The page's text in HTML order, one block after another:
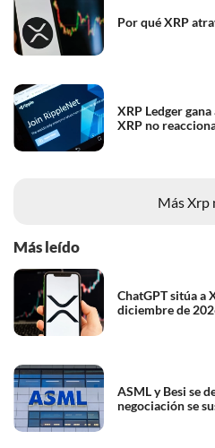
Por qué XRP
XRP Ledger
XRP no
Más Xrp
Más leído
ChatGPT sitúa a
diciembre de
ASML y Besi se
negociación se